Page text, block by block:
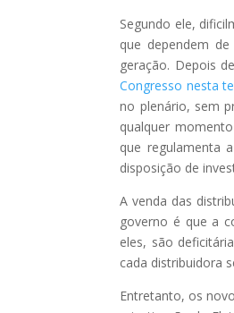
Segundo ele,
que dependem
geração. Depois
Congresso nesta
no plenário, sem
qualquer
que regulamenta
disposição de
A venda das
governo é que a
eles, são
cada distribuidora
Entretanto, os